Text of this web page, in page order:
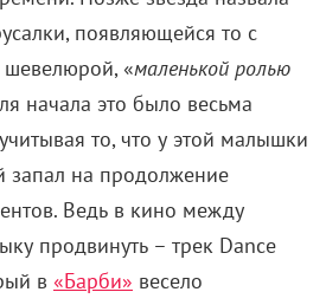
появляющейся то с
шевелюрой, «маленькой ролью
начала это было весьма
то, что у этой малышки
запал на продолжение
Ведь в кино между
продвинуть – трек Dance
в «Барби» весело